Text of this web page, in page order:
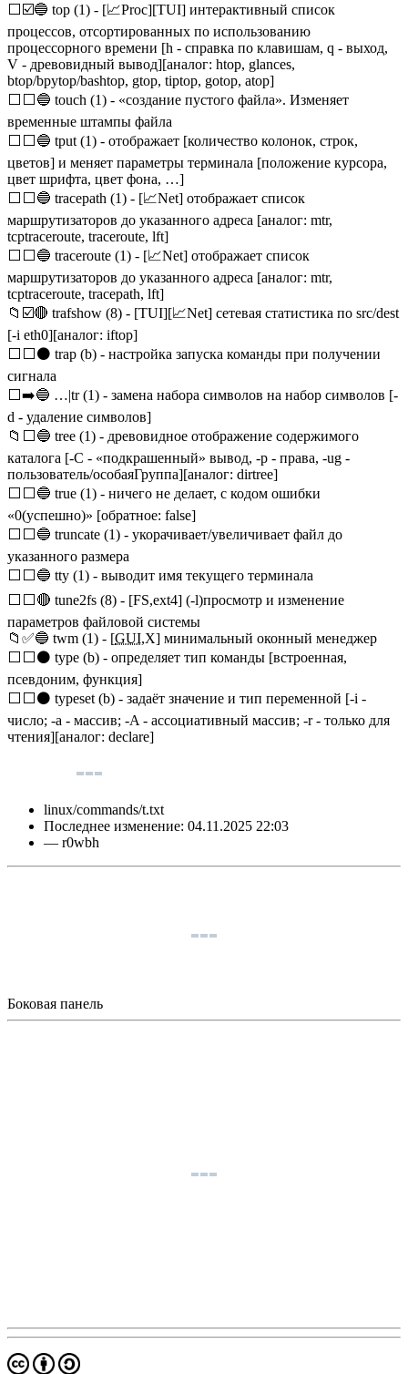
⬜☑️🔵 top (1) - [📈Proc][TUI] интерактивный список
процессов, отсортированных по использованию
процессорного времени [h - справка по клавишам, q - выход,
V - древовидный вывод][аналог: htop, glances,
btop/bpytop/bashtop, gtop, tiptop, gotop, atop]
⬜⬜🔵 touch (1) - «создание пустого файла». Изменяет
временные штампы файла
⬜⬜🔵 tput (1) - отображает [количество колонок, строк,
цветов] и меняет параметры терминала [положение курсора,
цвет шрифта, цвет фона, …]
⬜⬜🔵 tracepath (1) - [📈Net] отображает список
маршрутизаторов до указанного адреса [аналог: mtr,
tcptraceroute, traceroute, lft]
⬜⬜🔵 traceroute (1) - [📈Net] отображает список
маршрутизаторов до указанного адреса [аналог: mtr,
tcptraceroute, tracepath, lft]
📁☑️🔴 trafshow (8) - [TUI][📈Net] сетевая статистика по src/dest
[-i eth0][аналог: iftop]
⬜⬜⚫ trap (b) - настройка запуска команды при получении
сигнала
⬜➡️🔵 …|tr (1) - замена набора символов на набор символов [-
d - удаление символов]
📁⬜🔵 tree (1) - древовидное отображение содержимого
каталога [-C - «подкрашенный» вывод, -p - права, -ug -
пользователь/особаяГруппа][аналог: dirtree]
⬜⬜🔵 true (1) - ничего не делает, с кодом ошибки
«0(успешно)» [обратное: false]
⬜⬜🔵 truncate (1) - укорачивает/увеличивает файл до
указанного размера
⬜⬜🔵 tty (1) - выводит имя текущего терминала
⬜⬜🔴 tune2fs (8) - [FS,ext4] (-l)просмотр и изменение
параметров файловой системы
📁✅🔵 twm (1) - [GUI,X] минимальный оконный менеджер
⬜⬜⚫ type (b) - определяет тип команды [встроенная,
псевдоним, функция]
⬜⬜⚫ typeset (b) - задаёт значение и тип переменной [-i -
число; -a - массив; -A - ассоциативный массив; -r - только для
чтения][аналог: declare]
linux/commands/t.txt
Последнее изменение: 04.11.2025 22:03
— r0wbh
Боковая панель